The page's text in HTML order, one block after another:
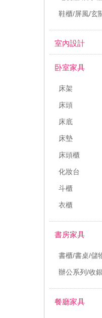
鞋櫃/屏風/玄
室內設計
卧室家具
床架
床頭
床底
床墊
床頭櫃
化妝台
斗櫃
衣櫃
書房家具
書櫃/書桌/儲
辦公系列/收
餐廳家具